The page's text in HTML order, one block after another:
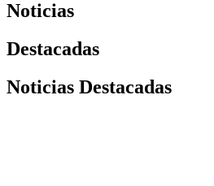
Noticias
Destacadas
Noticias Destacadas